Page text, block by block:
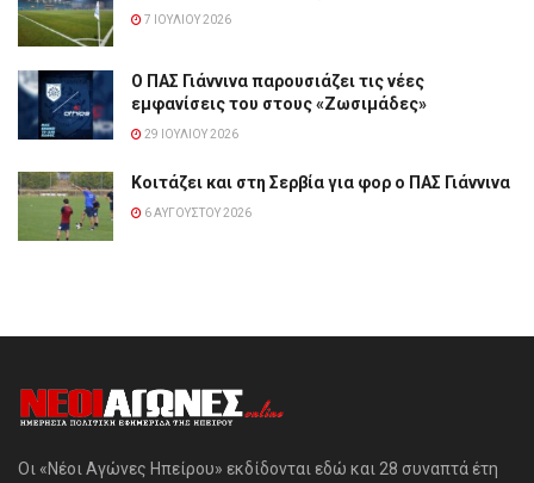
7 ΙΟΥΛΊΟΥ 2026
Ο ΠΑΣ Γιάννινα παρουσιάζει τις νέες
εμφανίσεις του στους «Ζωσιμάδες»
29 ΙΟΥΛΊΟΥ 2026
Κοιτάζει και στη Σερβία για φορ ο ΠΑΣ Γιάννινα
6 ΑΥΓΟΎΣΤΟΥ 2026
Οι «Νέοι Αγώνες Ηπείρου» εκδίδονται εδώ και 28 συναπτά έτη